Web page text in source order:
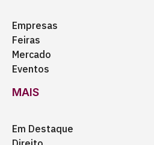
Empresas
Feiras
Mercado
Eventos
MAIS
Em Destaque